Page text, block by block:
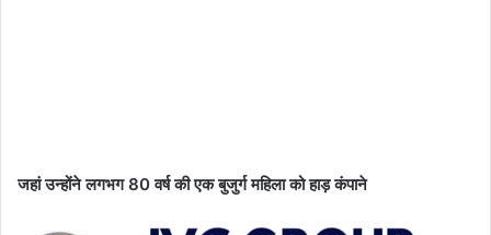
जहां उन्होंने लगभग 80 वर्ष की एक बुजुर्ग महिला को हाड़ कंपाने